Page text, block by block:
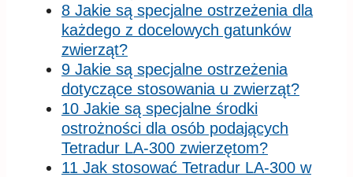
8 Jakie są specjalne ostrzeżenia dla
każdego z docelowych gatunków
zwierząt?
9 Jakie są specjalne ostrzeżenia
dotyczące stosowania u zwierząt?
10 Jakie są specjalne środki
ostrożności dla osób podających
Tetradur LA-300 zwierzętom?
11 Jak stosować Tetradur LA-300 w